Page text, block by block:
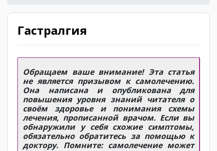
Гастралгия
Обращаем ваше внимание! Эта статья
не является призывом к самолечению.
Она написана и опубликована для
повышения уровня знаний читателя о
своём здоровье и понимания схемы
лечения, прописанной врачом. Если вы
обнаружили у себя схожие симптомы,
обязательно обратитесь за помощью к
доктору. Помните: самолечение может